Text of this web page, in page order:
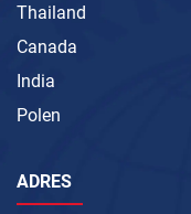
Thailand
Canada
India
Polen
ADRES